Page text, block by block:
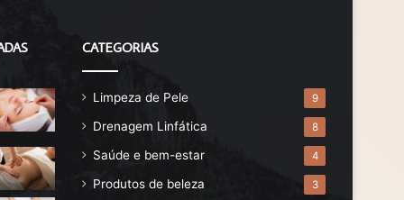
CATEGORIAS
Limpeza de Pele 9
Drenagem Linfática 8
Saúde e bem-estar 4
Produtos de beleza 3